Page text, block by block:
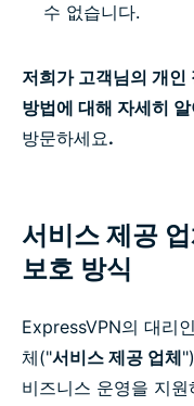
수 없습니다.
저희가 고객님의 개
방법에 대해 자세히
방문하세요.
서비스 제공
보호 방식
ExpressVPN의 대리
체("서비스 제공 업체
비즈니스 운영을 지